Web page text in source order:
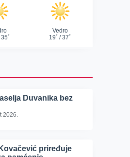
Duvanika bez
2026.
priređuje